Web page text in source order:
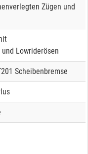
Zügen und
Lowriderösen
Scheibenbremse